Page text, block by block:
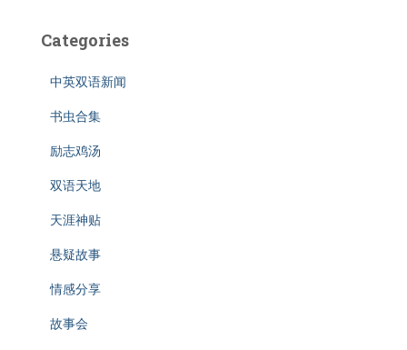
Categories
中英双语新闻
书虫合集
励志鸡汤
双语天地
天涯神贴
悬疑故事
情感分享
故事会